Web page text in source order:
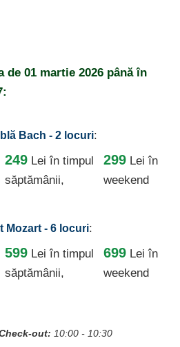
de 01 martie 2026 până în
Bach - 2 locuri:
249 Lei în timpul
săptămânii,
299 Lei în
weekend
Mozart - 6 locuri:
599 Lei în timpul
săptămânii,
699 Lei în
weekend
out: 10:00 - 10:30